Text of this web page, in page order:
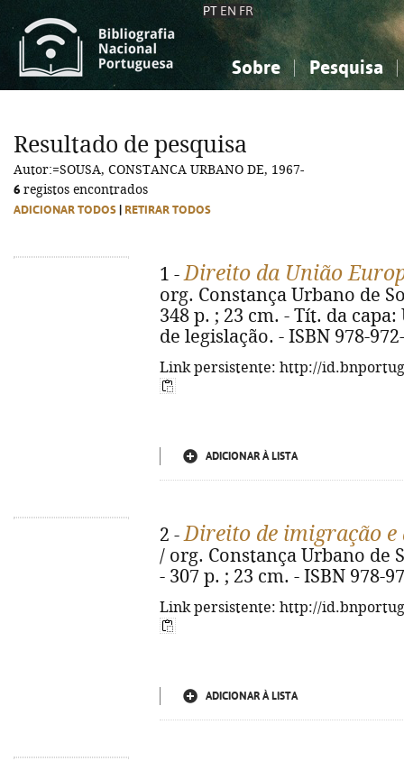
PT EN FR
Sobre Pesquisa
Ciências sociais...
Arte, desporto...
Ciências sociais...
Arte, desporto...
Resultado de pesquisa
Autor:=SOUSA, CONSTANCA URBANO DE, 1967-
6 registos encontrados
ADICIONAR TODOS RETIRAR TODOS
1 -Direito da União
org. Constança Urbano de
348 p. ; 23 cm. - Tít. da
de legislação. - ISBN 978-
Link persistente: http://
ADICIONAR À LISTA
2 -Direito de imigração e
/ org. Constança Urbano de
- 307 p. ; 23 cm. - ISBN 978-
Link persistente: http://
ADICIONAR À LISTA